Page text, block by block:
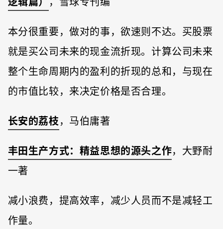
本分很重要，做对的事，欲速则不达。买股票
就是买公司未来的现金流折现。计算公司未来
整个生命周期内的盈利的折现的总和，与现在
的市值比较，来决定价格是否合理。
长安的荔枝，马伯庸著
丰田生产方式：精益思想的源头之作，大野耐
一著
减小浪费，提高效率，减少人员而不是减轻工
作量。